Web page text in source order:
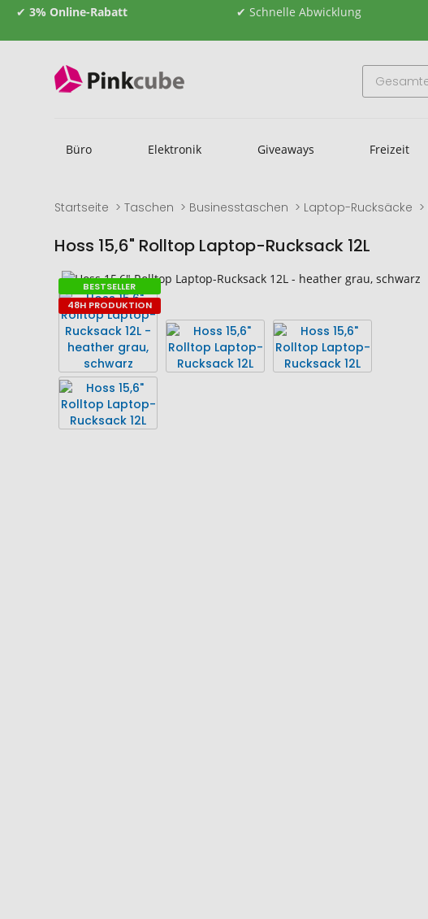
✔ 3% Online-Rabatt ✔ Schnelle Abwicklung
Büro Elektronik Giveaways Freizeit
Startseite Taschen Businesstaschen Laptop-Rucksäcke
Hoss 15,6" Rolltop Laptop-Rucksack 12L
Zum
Ende
der
Bildgalerie
springen
Zum
Anfang
der
Bildgalerie
springen
BESTSELLER
48H PRODUKTION